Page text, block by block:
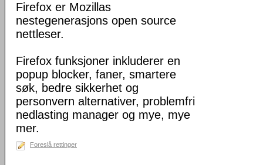
Firefox er Mozillas
nestegenerasjons open source
nettleser.
Firefox funksjoner inkluderer en
popup blocker, faner, smartere
søk, bedre sikkerhet og
personvern alternativer, problemfri
nedlasting manager og mye, mye
mer.
Foreslå rettinger